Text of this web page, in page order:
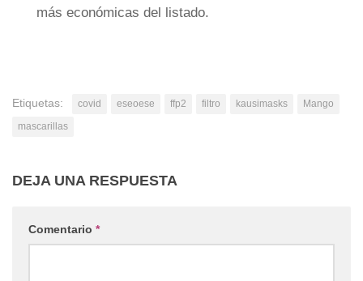
más económicas del listado.
Etiquetas: covid eseoese ffp2 filtro kausimasks
Mango
mascarillas
DEJA UNA RESPUESTA
Comentario *